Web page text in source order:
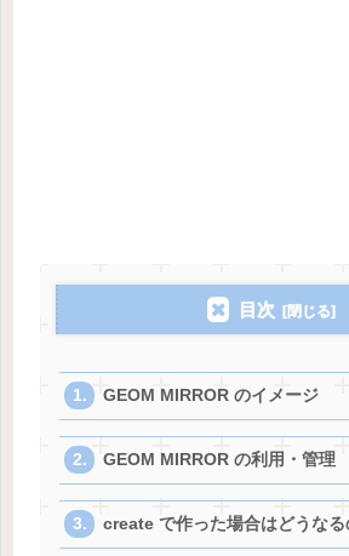
目次
GEOM MIRROR のイメージ
GEOM MIRROR の利用・管理
create で作った場合はどうなる